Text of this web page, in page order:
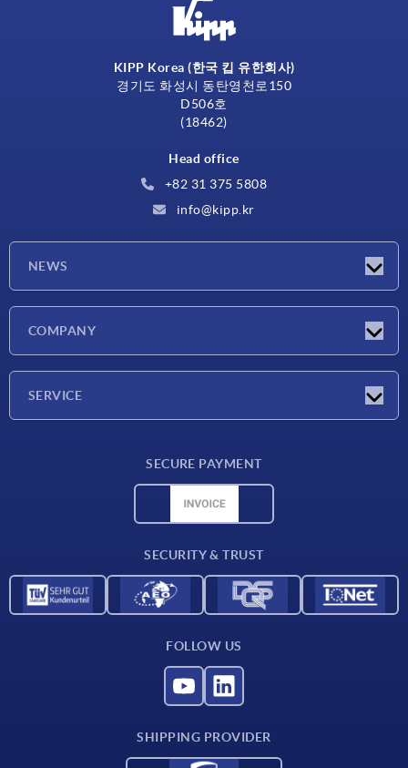
KIPP Korea (한국 킵 유한회사)
경기도 화성시 동탄영천로150
D506호
(18462)
Head office
+82 31 375 5808
info@kipp.kr
NEWS
COMPANY
SERVICE
SECURE PAYMENT
SECURITY & TRUST
FOLLOW US
SHIPPING PROVIDER